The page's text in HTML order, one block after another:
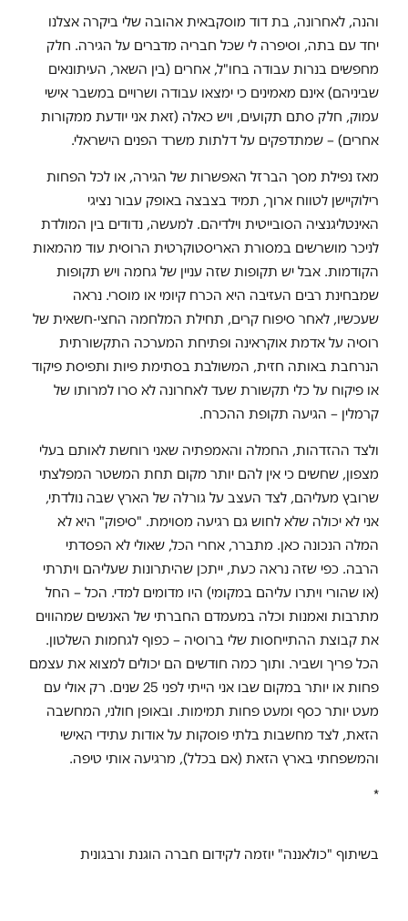
והנה, לאחרונה, בת דוד מוסקבאית אהובה שלי ביקרה אצלנו
יחד עם בתה, וסיפרה לי שכל חבריה מדברים על הגירה. חלק
מחפשים בנרות עבודה בחו"ל, אחרים (בין השאר, העיתונאים
שביניהם) אינם מאמינים כי ימצאו עבודה ושרויים במשבר אישי
עמוק, חלק סתם תקועים, ויש כאלה (זאת אני יודעת ממקורות
אחרים) – שמתדפקים על דלתות משרד הפנים הישראלי.
מאז נפילת מסך הברזל האפשרות של הגירה, או לכל הפחות
רילוקיישן לטווח ארוך, תמיד בצבצה באופק עבור נציגי
האינטליגנציה הסובייטית וילדיהם. למעשה, נדודים בין המולדת
לניכר מושרשים במסורת האריסטוקרטית הרוסית עוד מהמאות
הקודמות. אבל יש תקופות שזה עניין של גחמה ויש תקופות
שמבחינת רבים העזיבה היא הכרח קיומי או מוסרי. נראה
שעכשיו, לאחר סיפוח קרים, תחילת המלחמה החצי-חשאית של
רוסיה על אדמת אוקראינה ופתיחת המערכה התקשורתית
הנרחבת באותה חזית, המשולבת בסתימת פיות ותפיסת פיקוד
או פיקוח על כלי תקשורת שעד לאחרונה לא סרו למרותו של
קרמלין – הגיעה תקופת ההכרח.
ולצד ההזדהות, החמלה והאמפתיה שאני רוחשת לאותם בעלי
מצפון, שחשים כי אין להם יותר מקום תחת המשטר המפלצתי
שרובץ מעליהם, לצד העצב על גורלה של הארץ שבה נולדתי,
אני לא יכולה שלא לחוש גם רגיעה מסוימת. "סיפוק" היא לא
המלה הנכונה כאן. מתברר, אחרי הכל, שאולי לא הפסדתי
הרבה. כפי שזה נראה כעת, ייתכן שהיתרונות שעליהם ויתרתי
(או שהורי ויתרו עליהם במקומי) היו מדומים למדי. הכל – החל
מתרבות ואמנות וכלה במעמדם החברתי של האנשים שמהווים
את קבוצת ההתייחסות שלי ברוסיה – כפוף לגחמות השלטון.
הכל פריך ושביר. ותוך כמה חודשים הם יכולים למצוא את עצמם
פחות או יותר במקום שבו אני הייתי לפני 25 שנים. רק אולי עם
מעט יותר כסף ומעט פחות תמימות. ובאופן חולני, המחשבה
הזאת, לצד מחשבות בלתי פוסקות על אודות עתידי האישי
והמשפחתי בארץ הזאת (אם בכלל), מרגיעה אותי טיפה.
*
בשיתוף "כולאננה" יוזמה לקידום חברה הוגנת ורבגונית